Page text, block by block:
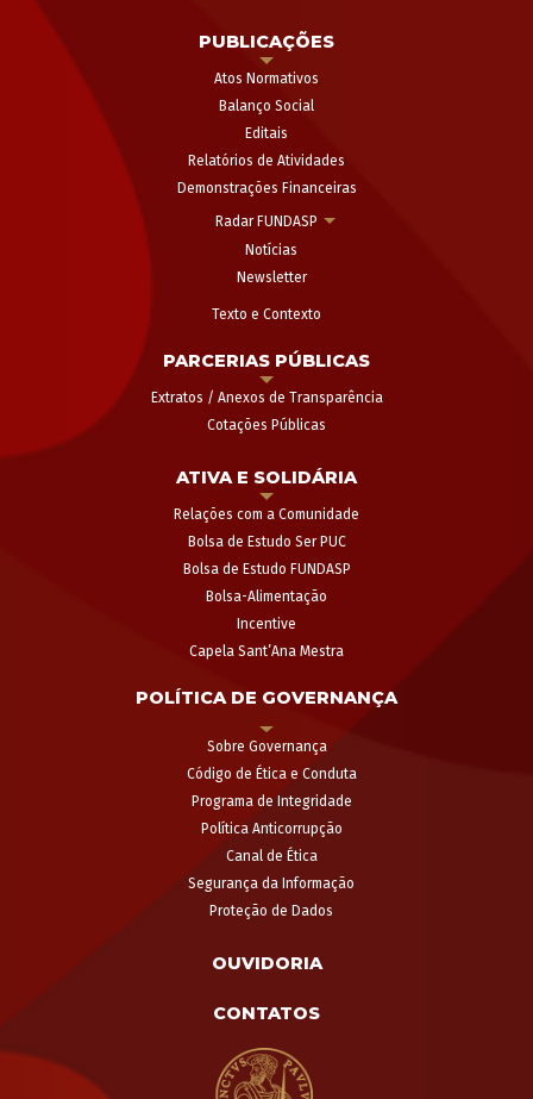
PUBLICAÇÕES
Atos Normativos
Balanço Social
Editais
Relatórios de Atividades
Demonstrações Financeiras
Radar FUNDASP
Notícias
Newsletter
Texto e Contexto
PARCERIAS PÚBLICAS
Extratos / Anexos de Transparência
Cotações Públicas
ATIVA E SOLIDÁRIA
Relações com a Comunidade
Bolsa de Estudo Ser PUC
Bolsa de Estudo FUNDASP
Bolsa-Alimentação
Incentive
Capela Sant’Ana Mestra
POLÍTICA DE GOVERNANÇA
Sobre Governança
Código de Ética e Conduta
Programa de Integridade
Política Anticorrupção
Canal de Ética
Segurança da Informação
Proteção de Dados
OUVIDORIA
CONTATOS